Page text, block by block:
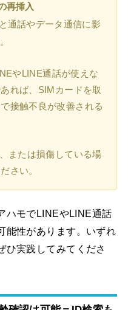
再挿入
通話やデータ通信に影
やLINE通話が使えな
れば、SIMカードを取
接触不良が改善される
または損傷している場
さい。
ハモでLINEやLINE通話
能性があります。いずれ
ひ実践してみてくださ